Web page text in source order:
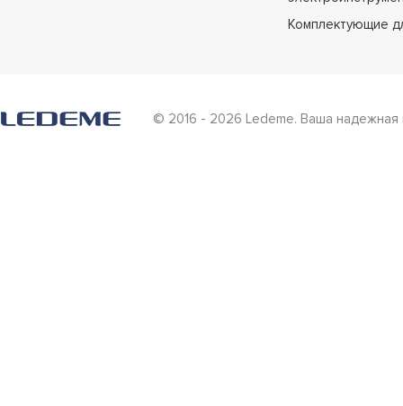
Комплектующие
© 2016 - 2026 Ledeme. Ваша